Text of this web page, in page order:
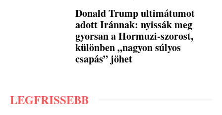
Donald Trump ultimátumot
adott Iránnak: nyissák meg
gyorsan a Hormuzi-szorost,
különben „nagyon súlyos
csapás” jöhet
LEGFRISSEBB